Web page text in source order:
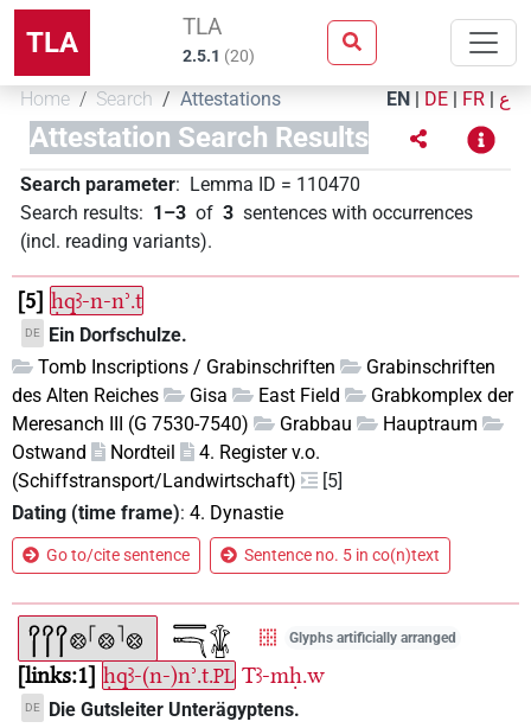
TLA TLA
2.5.1 (20)
Home Search Attestations EN | DE | FR | ع
Attestation Search Results
Search parameter: Lemma ID = 110470
Search results: 1–3 of 3 sentences with occurrences
(incl. reading variants).
5 ḥqꜣ-n-nʾ.t
DE
Ein Dorfschulze.
Tomb Inscriptions / Grabinschriften
Grabinschriften
des Alten Reiches
Gisa East Field
Grabkomplex der
Meresanch III (G 7530-7540)
Grabbau
Hauptraum
Ostwand
Nordteil
4. Register v.o.
(Schiffstransport/Landwirtschaft)
[5]
Dating (time frame): 4. Dynastie
Go to/cite sentence Sentence no. 5 in co(n)text
Glyphs artificially arranged
links:1 ḥqꜣ-(n-)nʾ.t.PL Tꜣ-mḥ.w
DE
Die Gutsleiter Unterägyptens.